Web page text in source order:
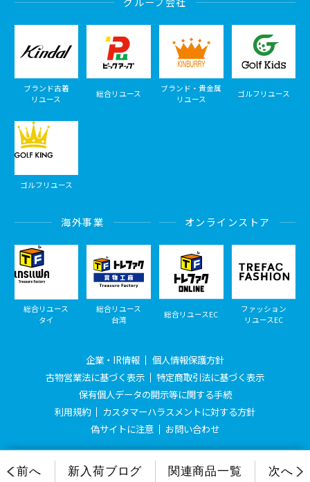
ブランド古着
リユース
総合リユース
ブランド・貴金属
リユース
ゴルフリユース
ゴルフリユース
海外事業
総合リユース
タイ
総合リユース
台湾
オンラインストア
総合リユースEC
ファッション
リユースEC
企業・IR情報
個人情報保護方針
古物営業法に基づく表示
特定商取引法に基づく表示
保有個人データの開示等に関する手続
利用規約
カスタマーハラスメントに対する方針
偽サイトに注意
お問い合わせ
© Treasure Factory, All Rights Reserved.
前へ 新入荷ブログ 関連商品一覧 次へ